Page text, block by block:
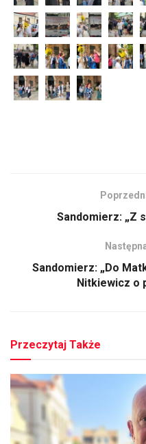
Sandomierz: „Do
Przeczytaj Także